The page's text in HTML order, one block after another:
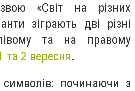
«Світ на різних
зіграють дві різні
та на правому
та 2 вересня.
починаючи з